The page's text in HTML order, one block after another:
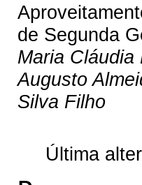
de Segunda
Maria
Augusto
Silva Filho
Última